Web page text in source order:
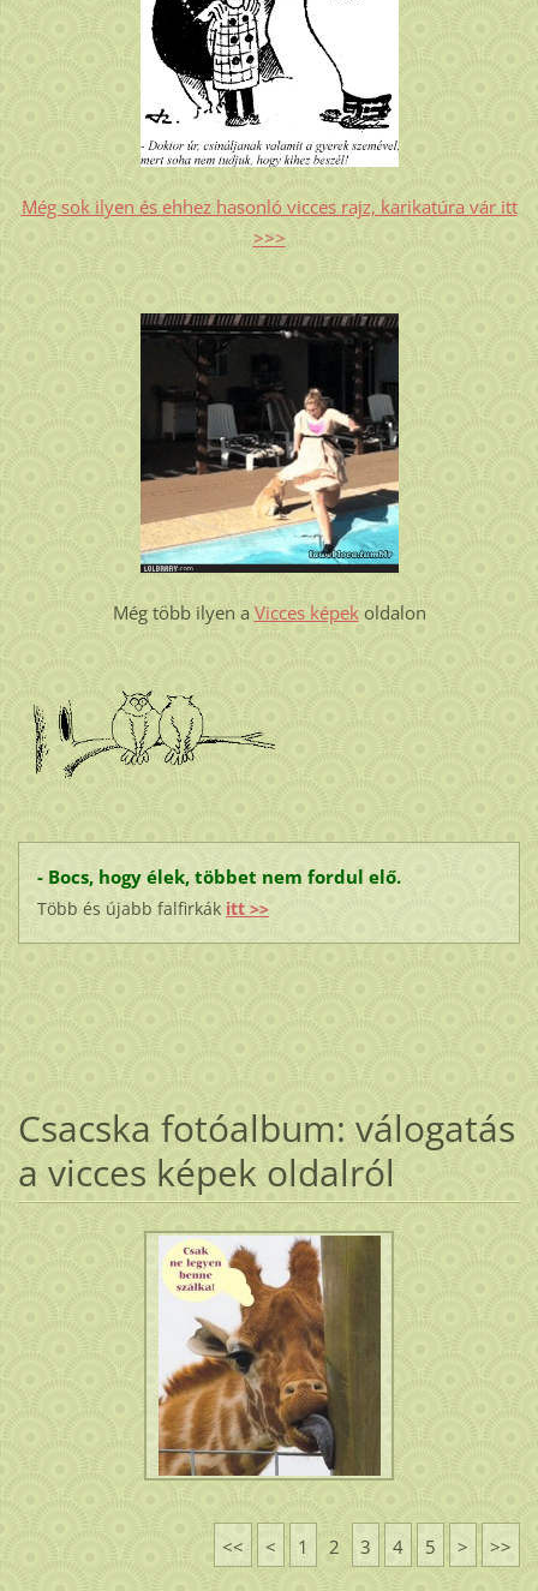
Még sok ilyen és ehhez hasonló vicces rajz, karikatúra vár itt
>>>
Még több ilyen a Vicces képekoldalon
- Bocs, hogy élek, többet nem fordul elő.
Több és újabb falfirkák itt >>
Csacska fotóalbum: válogatás
a vicces képek oldalról
<< < 1 2 3 4 5 > >>